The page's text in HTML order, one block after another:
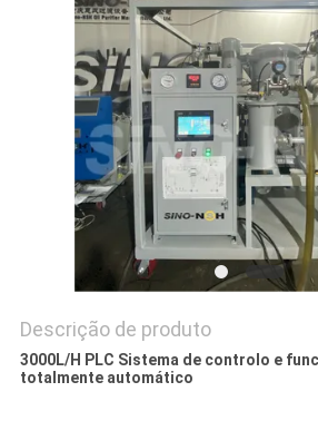
PRIVACY
POLICY
Descrição de produto
3000L/H PLC Sistema de controlo e
totalmente automático